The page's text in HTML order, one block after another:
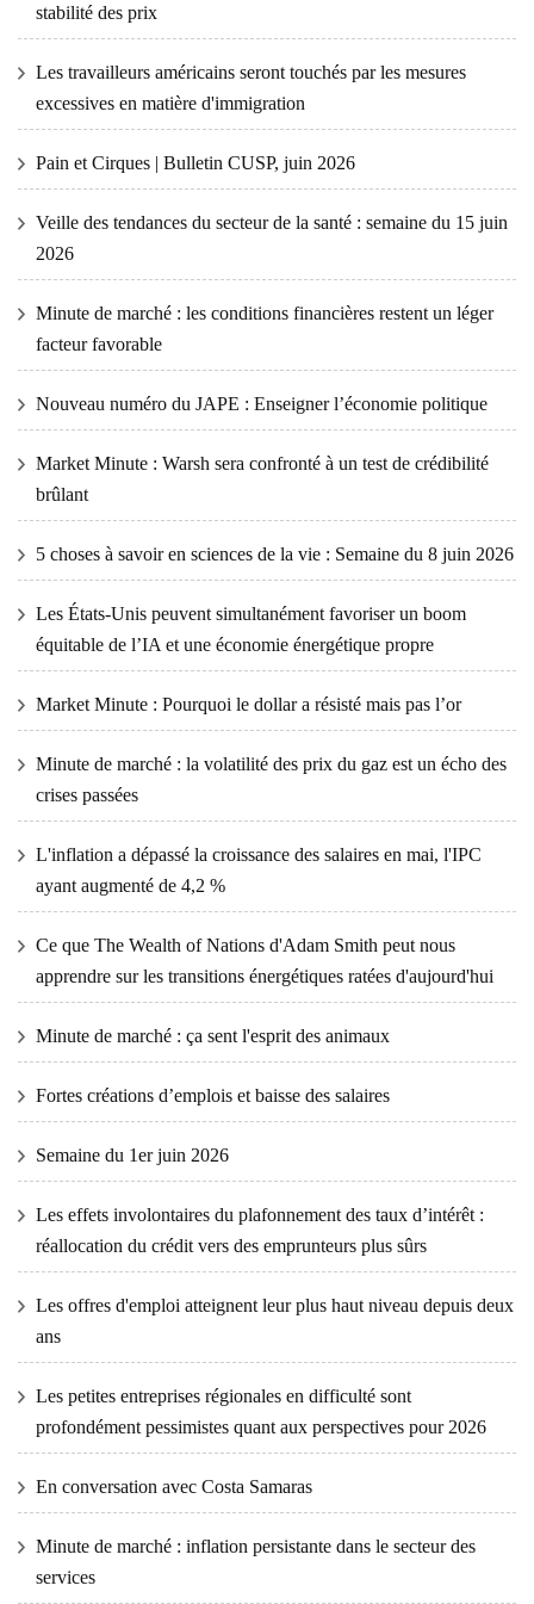
stabilité des prix
Les travailleurs américains seront touchés par les mesures
excessives en matière d'immigration
Pain et Cirques | Bulletin CUSP, juin 2026
Veille des tendances du secteur de la santé : semaine du 15 juin
2026
Minute de marché : les conditions financières restent un léger
facteur favorable
Nouveau numéro du JAPE : Enseigner l’économie politique
Market Minute : Warsh sera confronté à un test de crédibilité
brûlant
5 choses à savoir en sciences de la vie : Semaine du 8 juin 2026
Les États-Unis peuvent simultanément favoriser un boom
équitable de l’IA et une économie énergétique propre
Market Minute : Pourquoi le dollar a résisté mais pas l’or
Minute de marché : la volatilité des prix du gaz est un écho des
crises passées
L'inflation a dépassé la croissance des salaires en mai, l'IPC
ayant augmenté de 4,2 %
Ce que The Wealth of Nations d'Adam Smith peut nous
apprendre sur les transitions énergétiques ratées d'aujourd'hui
Minute de marché : ça sent l'esprit des animaux
Fortes créations d’emplois et baisse des salaires
Semaine du 1er juin 2026
Les effets involontaires du plafonnement des taux d’intérêt :
réallocation du crédit vers des emprunteurs plus sûrs
Les offres d'emploi atteignent leur plus haut niveau depuis deux
ans
Les petites entreprises régionales en difficulté sont
profondément pessimistes quant aux perspectives pour 2026
En conversation avec Costa Samaras
Minute de marché : inflation persistante dans le secteur des
services